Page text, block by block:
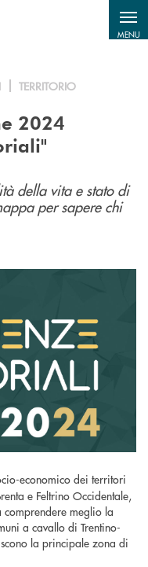
MENU
TERRITORIO
2024
della vita e stato di
per sapere chi
economico dei territori
e Feltrino Occidentale,
meglio la
a cavallo di Trentino-
la principale zona di